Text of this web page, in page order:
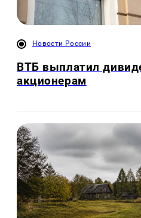
Новости России
ВТБ выплатил
акционерам